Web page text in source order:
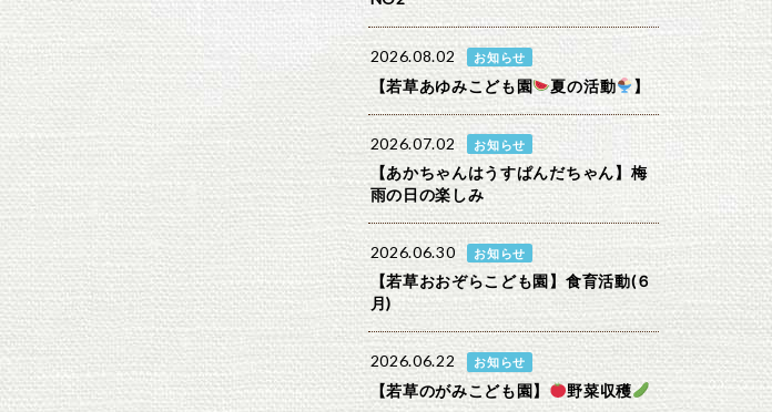
2026.08.02 お知らせ
【若草あゆみこども園 夏の活動 】
2026.07.02 お知らせ
【あかちゃんはうすぱんだちゃん】梅
雨の日の楽しみ
2026.06.30 お知らせ
【若草おおぞらこども園】食育活動(６
月)
2026.06.22 お知らせ
【若草のがみこども園】 野菜収穫